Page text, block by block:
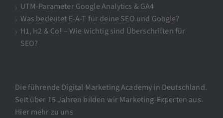
UTM-Parameter Google Analytics & GA4
Was bedeutet E-A-T für deine SEO und Google?
H1, H2 & Co! – Wie wichtig sind Überschriften für
SEO?
Die führende Digital Marketing Academy in Deutschland.
Seit über 15 Jahren bilden wir Marketing-Experten aus.
Hier mehr zu uns